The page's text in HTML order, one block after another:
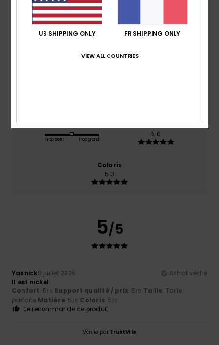
5.0
100% de nos clients recommandent ce produit
Taille
Trop petit Trop grand
Matière
5.0
Coloris
5.0
5/5
Yannick8 juillet 2026
Achat vérifié
Il est nickel
Confort: 5/5 Rapport qualité / prix: 5/5 Taille: Taille
parfaite Matière: 5 /5 Coloris: 5 /5
Je recommande ce produit
Vérifié par TrustVille
US SHIPPING ONLY FR SHIPPING ONLY
VIEW ALL COUNTRIES